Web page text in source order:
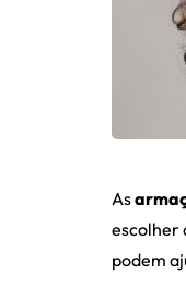
As
escolher
podem